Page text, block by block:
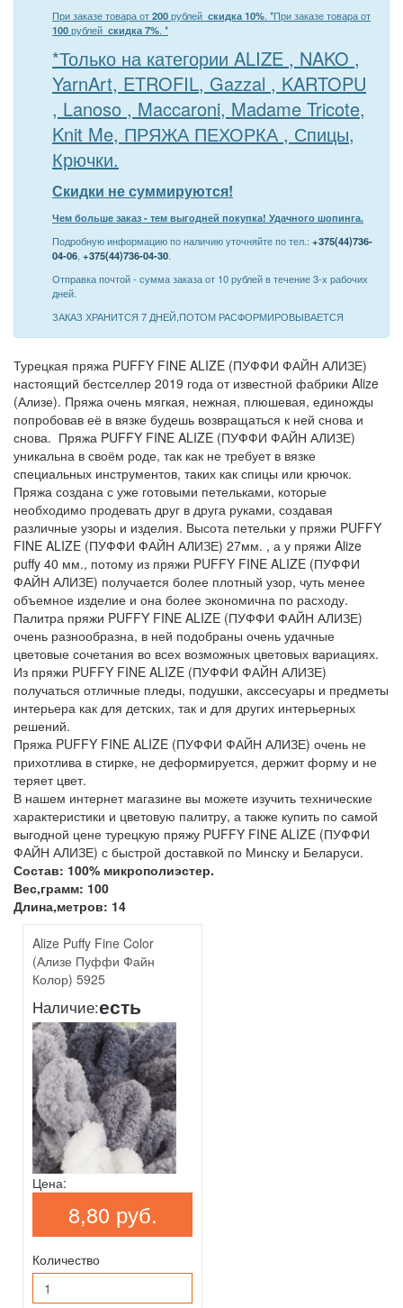
При заказе товара от200рублей скидка 10%. *При заказе товара от
100рублей скидка 7%. *
*Только на категории ALIZE , NAKO ,
YarnArt, ETROFIL, Gazzal , KARTOPU
, Lanoso , Maccaroni, Madame Tricote,
Knit Me, ПРЯЖА ПЕХОРКА , Спицы,
Крючки.
Скидки не суммируются!
Чем больше заказ - тем выгодней покупка! Удачного шопинга.
Подробную информацию по наличию уточняйте по тел.: +375(44)736-
04-06, +375(44)736-04-30.
Отправка почтой - сумма заказа от 10 рублей в течение 3-х рабочих
дней.
ЗАКАЗ ХРАНИТСЯ 7 ДНЕЙ,ПОТОМ РАСФОРМИРОВЫВАЕТСЯ
Турецкая пряжа PUFFY FINE ALIZE (ПУФФИ ФАЙН АЛИЗЕ)
настоящий бестселлер 2019 года от известной фабрики Alize
(Ализе). Пряжа очень мягкая, нежная, плюшевая, единожды
попробовав её в вязке будешь возвращаться к ней снова и
снова. Пряжа PUFFY FINE ALIZE (ПУФФИ ФАЙН АЛИЗЕ)
уникальна в своём роде, так как не требует в вязке
специальных инструментов, таких как спицы или крючок.
Пряжа создана с уже готовыми петельками, которые
необходимо продевать друг в друга руками, создавая
различные узоры и изделия. Высота петельки у пряжи PUFFY
FINE ALIZE (ПУФФИ ФАЙН АЛИЗЕ) 27мм. , а у пряжи Alize
puffy 40 мм., потому из пряжи PUFFY FINE ALIZE (ПУФФИ
ФАЙН АЛИЗЕ) получается более плотный узор, чуть менее
объемное изделие и она более экономична по расходу.
Палитра пряжи PUFFY FINE ALIZE (ПУФФИ ФАЙН АЛИЗЕ)
очень разнообразна, в ней подобраны очень удачные
цветовые сочетания во всех возможных цветовых вариациях.
Из пряжи PUFFY FINE ALIZE (ПУФФИ ФАЙН АЛИЗЕ)
получаться отличные пледы, подушки, акссесуары и предметы
интерьера как для детских, так и для других интерьерных
решений.
Пряжа PUFFY FINE ALIZE (ПУФФИ ФАЙН АЛИЗЕ) очень не
прихотлива в стирке, не деформируется, держит форму и не
теряет цвет.
В нашем интернет магазине вы можете изучить технические
характеристики и цветовую палитру, а также купить по самой
выгодной цене турецкую пряжу PUFFY FINE ALIZE (ПУФФИ
ФАЙН АЛИЗЕ) с быстрой доставкой по Минску и Беларуси.
Состав: 100% микрополиэстер.
Вес,грамм: 100
Длина,метров: 14
Alize Puffy Fine Color
(Ализе Пуффи Файн
Колор) 5925
Наличие:есть
Цена:
8,80 руб.
Количество